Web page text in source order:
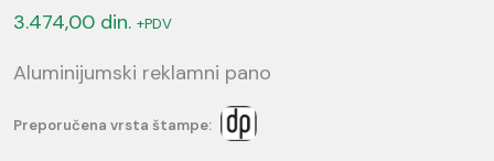
3.474,00 din. +PDV
Aluminijumski reklamni pano
Preporučena vrsta štampe: